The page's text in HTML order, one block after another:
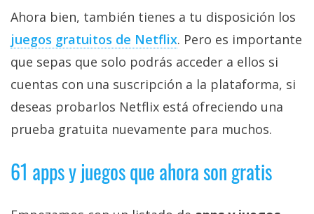
Ahora bien, también tienes a tu disposición los
juegos gratuitos de Netflix‎. Pero es importante
que sepas que solo podrás acceder a ellos si
cuentas con una suscripción a la plataforma, si
deseas probarlos Netflix está ofreciendo una
prueba gratuita nuevamente para muchos.
61 apps y juegos que ahora son gratis